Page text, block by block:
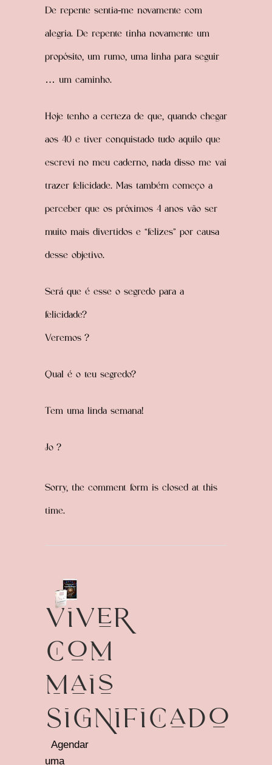
De repente sentia-me novamente com
alegria. De repente tinha novamente um
propósito, um rumo, uma linha para seguir
… um caminho.
Hoje tenho a certeza de que, quando chegar
aos 40 e tiver conquistado tudo aquilo que
escrevi no meu caderno, nada disso me vai
trazer felicidade. Mas também começo a
perceber que os próximos 4 anos vão ser
muito mais divertidos e “felizes” por causa
desse objetivo.
Será que é esse o segredo para a
felicidade?
Veremos ?
Qual é o teu segredo?
Tem uma linda semana!
Jo ?
Sorry, the comment form is closed at this
time.
Viver
com
mais
Significado
Agendar
uma